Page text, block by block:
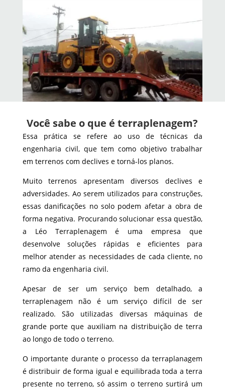
Você sabe o que é terraplenagem?
Essa prática se refere ao uso de técnicas da
engenharia civil, que tem como objetivo trabalhar
em terrenos com declives e torná-los planos.
Muito terrenos apresentam diversos declives e
adversidades. Ao serem utilizados para construções,
essas danificações no solo podem afetar a obra de
forma negativa. Procurando solucionar essa questão,
a Léo Terraplenagem é uma empresa que
desenvolve soluções rápidas e eficientes para
melhor atender as necessidades de cada cliente, no
ramo da engenharia civil.
Apesar de ser um serviço bem detalhado, a
terraplenagem não é um serviço difícil de ser
realizado. São utilizadas diversas máquinas de
grande porte que auxiliam na distribuição de terra
ao longo de todo o terreno.
O importante durante o processo da terraplanagem
é distribuir de forma igual e equilibrada toda a terra
presente no terreno, só assim o terreno surtirá um